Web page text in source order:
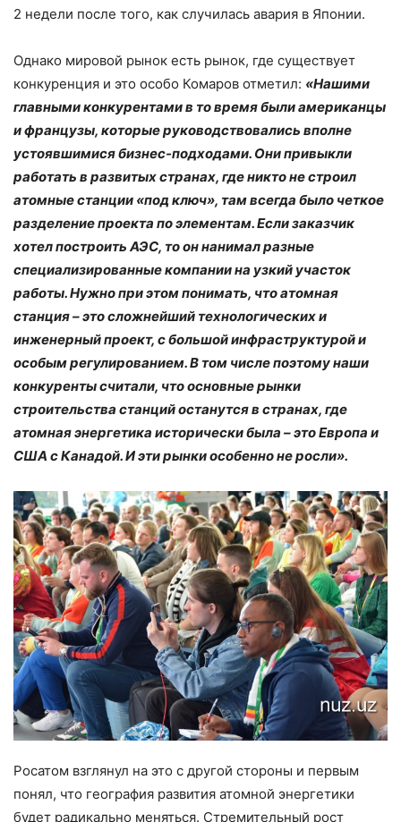
2 недели после того, как случилась авария в Японии.
Однако мировой рынок есть рынок, где существует
конкуренция и это особо Комаров отметил: «Нашими
главными конкурентами в то время были американцы
и французы, которые руководствовались вполне
устоявшимися бизнес-подходами. Они привыкли
работать в развитых странах, где никто не строил
атомные станции «под ключ», там всегда было четкое
разделение проекта по элементам. Если заказчик
хотел построить АЭС, то он нанимал разные
специализированные компании на узкий участок
работы. Нужно при этом понимать, что атомная
станция – это сложнейший технологических и
инженерный проект, с большой инфраструктурой и
особым регулированием. В том числе поэтому наши
конкуренты считали, что основные рынки
строительства станций останутся в странах, где
атомная энергетика исторически была – это Европа и
США с Канадой. И эти рынки особенно не росли».
Росатом взглянул на это с другой стороны и первым
понял, что география развития атомной энергетики
будет радикально меняться. Стремительный рост